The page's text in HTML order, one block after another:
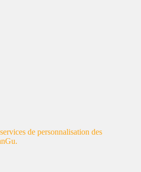
de personnalisation des